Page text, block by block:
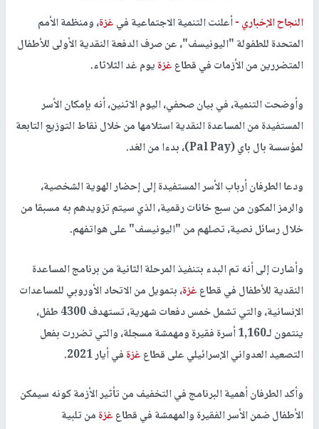
النجاح الإخباري -أعلنت التنمية الاجتماعية فيغزة، ومنظمة الأمم
المتحدة للطفولة "اليونيسف"، عن صرف الدفعة النقدية الأولى للأطفال
المتضررين من الأزمات في قطاعغزةيوم غد الثلاثاء.
وأوضحت التنمية، في بيان صحفي، اليوم الاثنين، أنه بإمكان الأسر
المستفيدة من المساعدة النقدية استلامها من خلال نقاط التوزيع التابعة
لمؤسسة بال باي (Pal Pay)، بدءا من الغد.
ودعا الطرفان أرباب الأسر المستفيدة إلى إحضار الهوية الشخصية،
والرمز المكون من سبع خانات رقمية، الذي سيتم تزويدهم به مسبقا من
خلال رسائل نصية، تصلهم من "اليونيسف" على هواتفهم.
وأشارت إلى أنه تم البدء بتنفيذ المرحلة الثانية من برنامج المساعدة
النقدية للأطفال في قطاعغزة، بتمويل من الاتحاد الأوروبي للمساعدات
الإنسانية، والتي تشمل خمس دفعات شهرية، تستهدف 4300 طفل،
ينتمون لـ1,160 أسرة فقيرة ومهمشة مسجلة، والتي تضررت بفعل
التصعيد العدواني الإسرائيلي على قطاعغزةفي أيار 2021.
وأكد الطرفان أهمية البرنامج في التخفيف من تأثير الأزمة كونه سيمكن
الأطفال ضمن الأسر الفقيرة والمهمشة في قطاعغزةمن تلبية